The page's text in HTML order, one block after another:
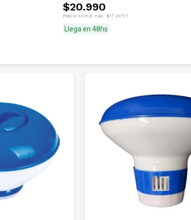
$20.990
Precio s/imp. nac. $17.347,11
Llega en 48hs